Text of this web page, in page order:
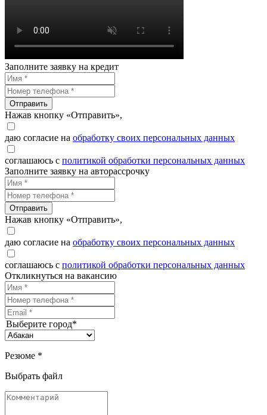
Заполните заявку на кредит
Отправить
Нажав кнопку «Отправить»,
даю согласие на обработку своих персональных данных
соглашаюсь с политикой обработки персональных данных
Заполните заявку на авторассрочку
Отправить
Нажав кнопку «Отправить»,
даю согласие на обработку своих персональных данных
соглашаюсь с политикой обработки персональных данных
Откликнуться на вакансию
Выберите город*
Резюме *
Выбрать файл